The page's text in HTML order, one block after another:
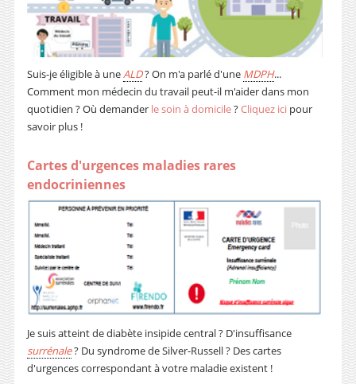
Suis-je éligible à uneALD? On m'a parlé d'une MDPH...
Comment mon médecin du travail peut-il m'aider dans mon
quotidien ? Où demander le soin à domicile?Cliquez icipour
savoir plus !
Cartes d'urgences maladies rares
endocriniennes
Je suis atteint de diabète insipide central ? D'insuffisance
surrénale? Du syndrome de Silver-Russell ? Des cartes
d'urgences correspondant à votre maladie existent !